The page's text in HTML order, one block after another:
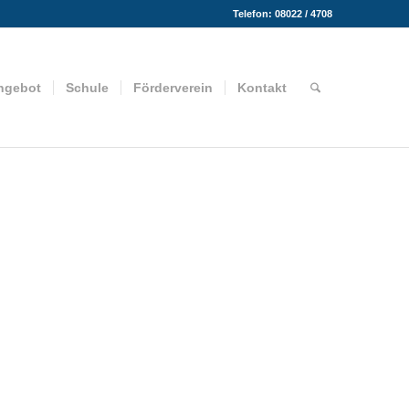
Telefon: 08022 / 4708
Schule Förderverein Kontakt